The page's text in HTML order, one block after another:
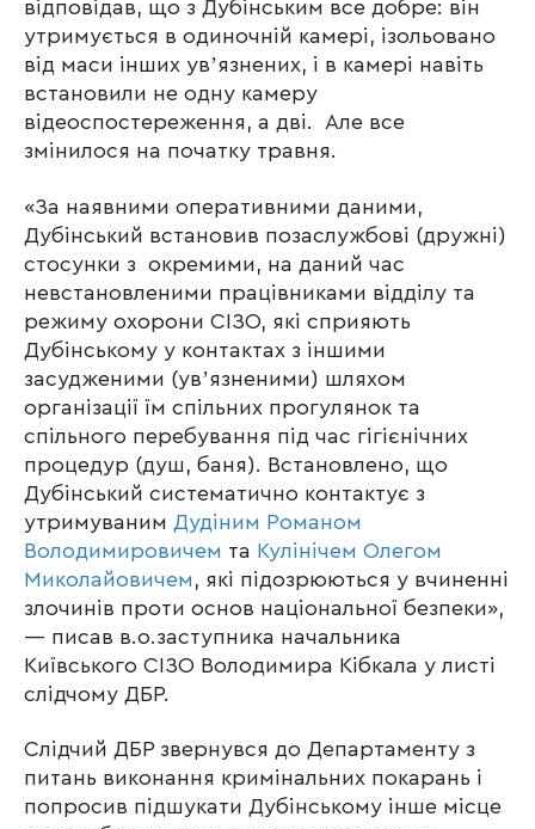
відповідав, що з Дубінським все добре: він
утримується в одиночній камері, ізольовано
від маси інших увʼязнених, і в камері навіть
встановили не одну камеру
відеоспостереження, а дві. Але все
змінилося на початку травня.
«За наявними оперативними даними,
Дубінський встановив позаслужбові (дружні)
стосунки з окремими, на даний час
невстановленими працівниками відділу та
режиму охорони СІЗО, які сприяють
Дубінському у контактах з іншими
засудженими (увʼязненими) шляхом
організації їм спільних прогулянок та
спільного перебування під час гігієнічних
процедур (душ, баня). Встановлено, що
Дубінський систематично контактує з
утримуваним Дудіним Романом
Володимировичем та Кулінічем Олегом
Миколайовичем , які підозрюються у вчиненні
злочинів проти основ національної безпеки»,
— писав в.о.заступника начальника
Київського СІЗО Володимира Кібкала у листі
слідчому ДБР.
Слідчий ДБР звернувся до Департаменту з
питань виконання кримінальних покарань і
попросив підшукати Дубінському інше місце